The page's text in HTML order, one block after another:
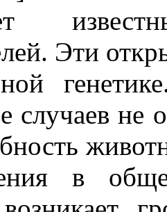
Эти
случаев не
в